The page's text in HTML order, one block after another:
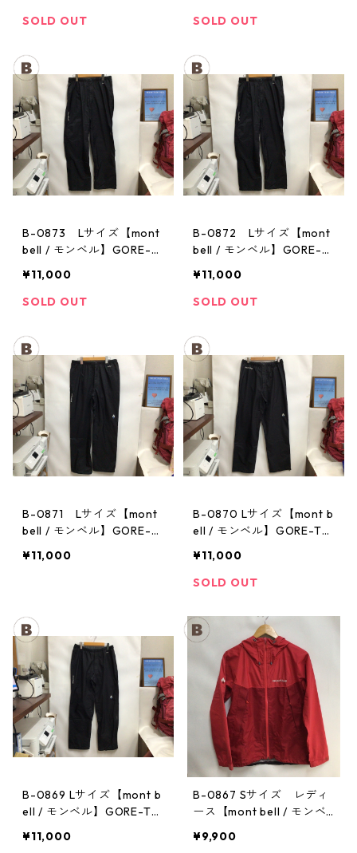
SOLD OUT
SOLD OUT
B-0873 Lサイズ【mont
bell / モンベル】GORE-T
パンツ：メンズBK
¥11,000
SOLD OUT
B-0872 Lサイズ【mont
bell / モンベル】GORE-T
パンツ：メンズBK
¥11,000
SOLD OUT
B-0871 Lサイズ【mont
bell / モンベル】GORE-T
パンツ：メンズBK
¥11,000
B-0870 Lサイズ【mont b
ell / モンベル】GORE-TE
ンツ：メンズBK
¥11,000
SOLD OUT
B-0869 Lサイズ【mont b
ell / モンベル】GORE-TE
ンツ：メンズBK
¥11,000
B-0867 Sサイズ レディ
ース【mont bell / モンベ
ジャケット： レディース
¥9,900